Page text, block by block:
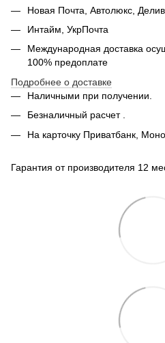
Новая Почта, Автолюкс,
Интайм, УкрПочта
Международная доставка
100% предоплате
Подробнее о доставке
Наличными при получении.
Безналичный расчет .
На карточку Приватбанк,
Гарантия от производителя 12